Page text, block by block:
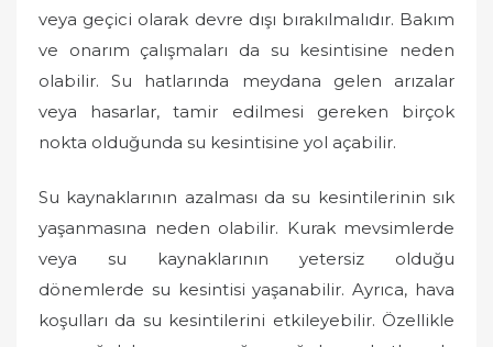
veya geçici olarak devre dışı bırakılmalıdır. Bakım
ve onarım çalışmaları da su kesintisine neden
olabilir. Su hatlarında meydana gelen arızalar
veya hasarlar, tamir edilmesi gereken birçok
nokta olduğunda su kesintisine yol açabilir.
Su kaynaklarının azalması da su kesintilerinin sık
yaşanmasına neden olabilir. Kurak mevsimlerde
veya su kaynaklarının yetersiz olduğu
dönemlerde su kesintisi yaşanabilir. Ayrıca, hava
koşulları da su kesintilerini etkileyebilir. Özellikle